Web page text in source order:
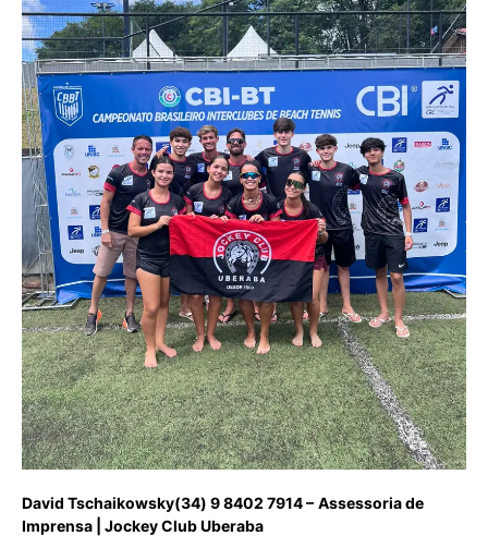
David Tschaikowsky(34) 9 8402 7914 – Assessoria de
Imprensa | Jockey Club Uberaba